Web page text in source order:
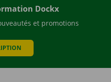
Dockx
et promotions